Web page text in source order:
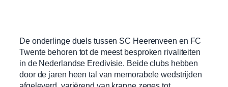
De onderlinge duels tussen SC Heerenveen en FC
Twente behoren tot de meest besproken rivaliteiten
in de Nederlandse Eredivisie. Beide clubs hebben
door de jaren heen tal van memorabele wedstrijden